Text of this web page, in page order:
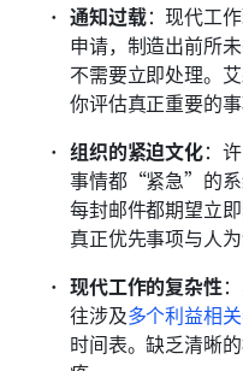
通知过载：现代工
申请，制造出前所
不需要立即处理。
你评估真正重要的
组织的紧迫文化：
事情都“紧急”的系
每封邮件都期望立
真正优先事项与人
现代工作的复杂性
往涉及多个利益相
时间表。缺乏清晰